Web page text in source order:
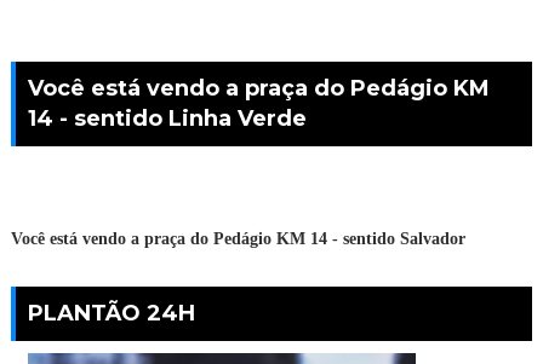
Você está vendo a praça do Pedágio KM
14 - sentido Linha Verde
Você está vendo a praça do Pedágio KM 14 - sentido Salvador
PLANTÃO 24H